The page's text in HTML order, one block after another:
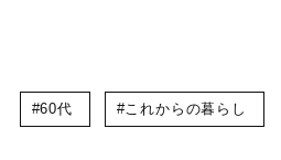
#60代 #これからの暮らし